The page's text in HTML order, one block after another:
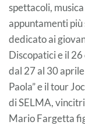
spettacoli,
appuntamenti più
dedicato ai
Discopatici e il
dal 27 al 30
Paola” e il tour
di SELMA,
Mario Fargetta